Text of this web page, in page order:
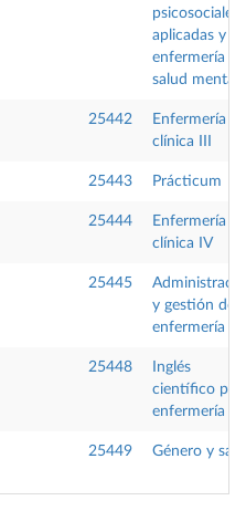
psicosociales
aplicadas y
enfermería de
salud mental
25442
Enfermería
clínica III
25443 Prácticum
25444
Enfermería
clínica IV
25445
y gestión de
enfermería
25448
Inglés
científico
enfermería
25449 Género y